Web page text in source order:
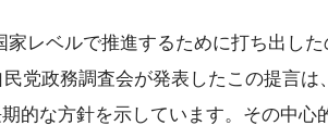
家レベルで推進するために打ち出した
党政務調査会が発表したこの提言
的な方針を示しています。その中心